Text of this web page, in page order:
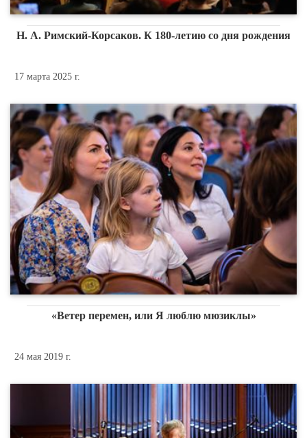
Н. А. Римский-Корсаков. К 180-летию со дня рождения
17 марта 2025 г.
«Ветер перемен, или Я люблю мюзиклы»
24 мая 2019 г.